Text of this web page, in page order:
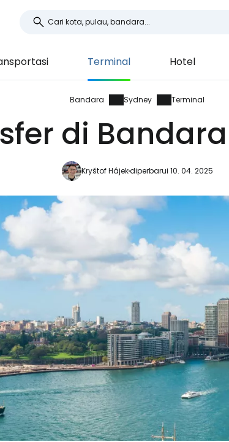
Terminal Hotel
Bandara Sydney Terminal
di
Kryštof Hájekdiperbarui 10. 04. 2025